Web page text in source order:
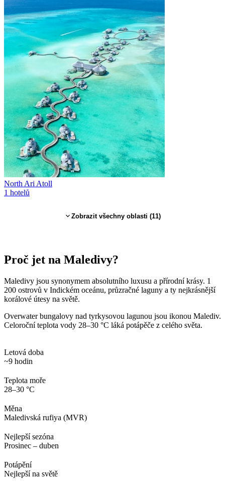
North Ari Atoll
1 hotelů
Zobrazit všechny oblasti (11)
Proč jet na Maledivy?
Maledivy jsou synonymem absolutního luxusu a přírodní krásy. 1
200 ostrovů v Indickém oceánu, průzračné laguny a ty nejkrásnější
korálové útesy na světě.
Overwater bungalovy nad tyrkysovou lagunou jsou ikonou Malediv.
Celoroční teplota vody 28–30 °C láká potápěče z celého světa.
Letová doba
~9 hodin
Teplota moře
28–30 °C
Měna
Maledivská rufiya (MVR)
Nejlepší sezóna
Prosinec – duben
Potápění
Nejlepší na světě